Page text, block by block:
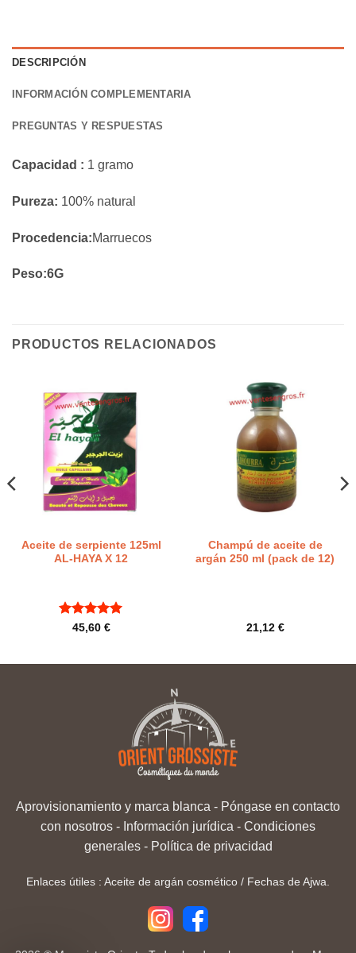
DESCRIPCIÓN
INFORMACIÓN COMPLEMENTARIA
PREGUNTAS Y RESPUESTAS
Capacidad : 1 gramo
Pureza: 100% natural
Procedencia:Marruecos
Peso:6G
PRODUCTOS RELACIONADOS
Aceite de serpiente 125ml
AL-HAYA X 12
Rated5 de
45,60 €
Champú de aceite de
argán 250 ml (pack de 12)
21,12 €
Aprovisionamiento y marca blanca - Póngase en contacto
con nosotros - Información jurídica - Condiciones
generales- Política de privacidad
Enlaces útiles : Aceite de argán cosmético / Fechas de Ajwa